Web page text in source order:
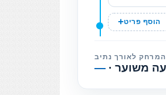
הוסף פריט
המרחק לאורך נתיב
—